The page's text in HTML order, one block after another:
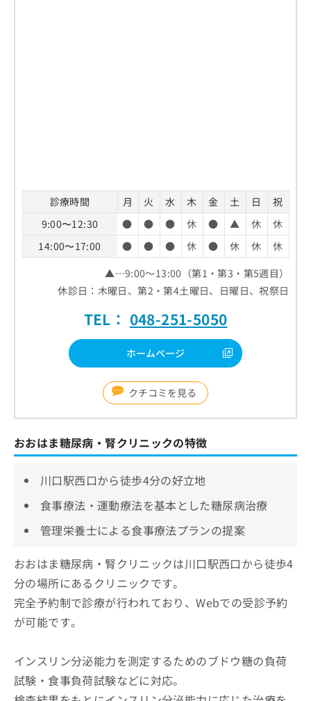
診療時間 月 火 水 木 金 土 日
祝
9:00〜12:30
● ● ● 休 ● ▲ 休
休
14:00〜17:00
● ● ● 休 ● 休 休
休
▲…9:00～13:00（第1・第3・第5週目）
休診日：木曜日、第2・第4土曜日、日曜日、祝祭日
TEL： 048-251-5050
ホームページ
クチコミを見る
おおはま糖尿病・腎クリニックの特徴
川口駅西口から徒歩4分の好立地
食事療法・運動療法を基本とした糖尿病治療
管理栄養士による食事療法プランの提案
おおはま糖尿病・腎クリニックは川口駅西口から徒歩4
分の場所にあるクリニックです。
完全予約制で診療が行われており、Webでの受診予約
が可能です。
インスリン分泌能力を測定するためのブドウ糖の負荷
試験・食事負荷試験などに対応。